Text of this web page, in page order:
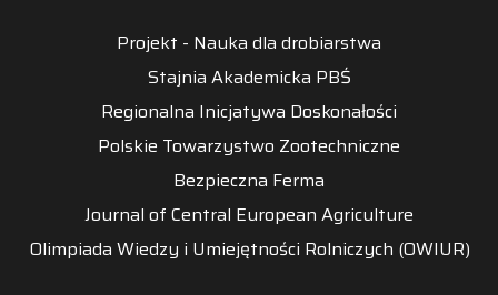
Projekt - Nauka dla drobiarstwa
Stajnia Akademicka PBŚ
Regionalna Inicjatywa Doskonałości
Polskie Towarzystwo Zootechniczne
Bezpieczna Ferma
Journal of Central European Agriculture
Olimpiada Wiedzy i Umiejętności Rolniczych (OWIUR)